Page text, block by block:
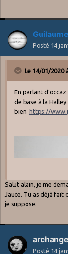
Guilaume
Posté 14
Le 14/01/2020
En parlant d'occaz
de base à la
bien: https://
Salut alain, je me
Jauce. Tu as déjà fait
je suppose.
Posté 14